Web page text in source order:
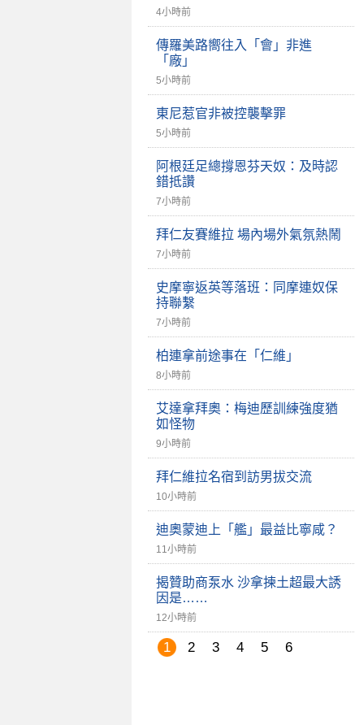
4小時前
傳羅美路嚮往入「會」非進
「廠」
5小時前
東尼惹官非被控襲擊罪
5小時前
阿根廷足總撐恩芬天奴：及時認
錯抵讚
7小時前
拜仁友賽維拉 場內場外氣氛熱鬧
7小時前
史摩寧返英等落班：同摩連奴保
持聯繫
7小時前
柏連拿前途事在「仁維」
8小時前
艾達拿拜奧：梅迪歷訓練強度猶
如怪物
9小時前
拜仁維拉名宿到訪男拔交流
10小時前
迪奧蒙迪上「艦」最益比寧咸？
11小時前
揭贊助商泵水 沙拿揀土超最大誘
因是……
12小時前
1 2 3 4 5 6